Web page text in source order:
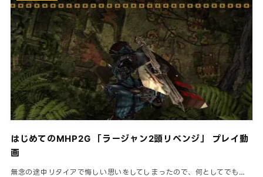
はじめてのMHP2G 「ラージャン2頭リベンジ」 プレイ動
画
無念の途中リタイアで悔しい思いをしてしまったので、何としてでも…